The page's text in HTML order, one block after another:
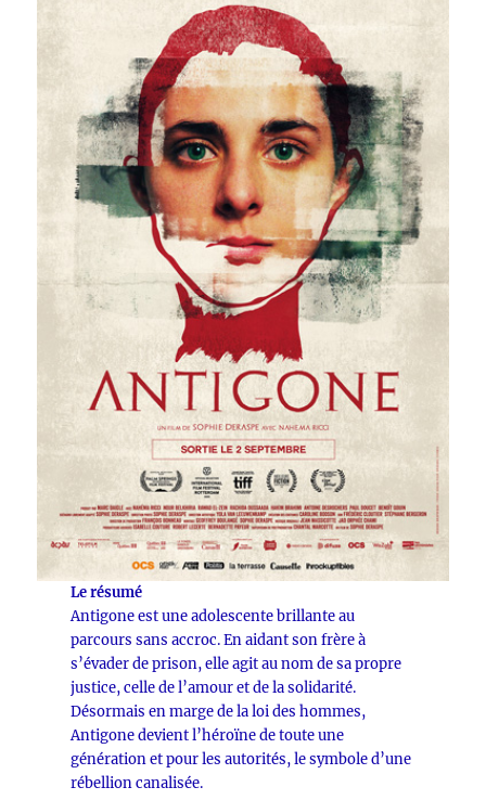
Le résumé
Antigone est une adolescente brillante au
parcours sans accroc. En aidant son frère à
s’évader de prison, elle agit au nom de sa propre
justice, celle de l’amour et de la solidarité.
Désormais en marge de la loi des hommes,
Antigone devient l’héroïne de toute une
génération et pour les autorités, le symbole d’une
rébellion canalisée.